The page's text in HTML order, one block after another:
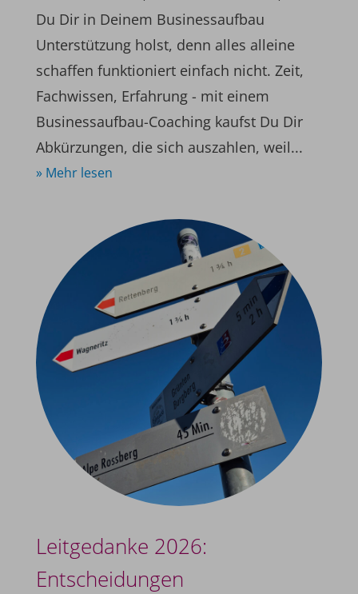
Du Dir in Deinem Businessaufbau
Unterstützung holst, denn alles alleine
schaffen funktioniert einfach nicht. Zeit,
Fachwissen, Erfahrung - mit einem
Businessaufbau-Coaching kaufst Du Dir
Abkürzungen, die sich auszahlen, weil...
» Mehr lesen
Leitgedanke 2026:
Entscheidungen